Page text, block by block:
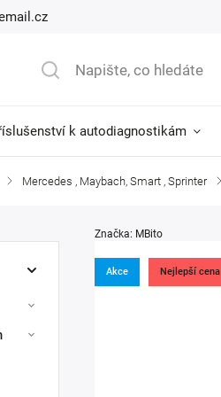
k autodiagnostikám
/ Mercedes , Maybach, Smart , Sprinter /
Akce Nejlepší cena
Značka: MBito